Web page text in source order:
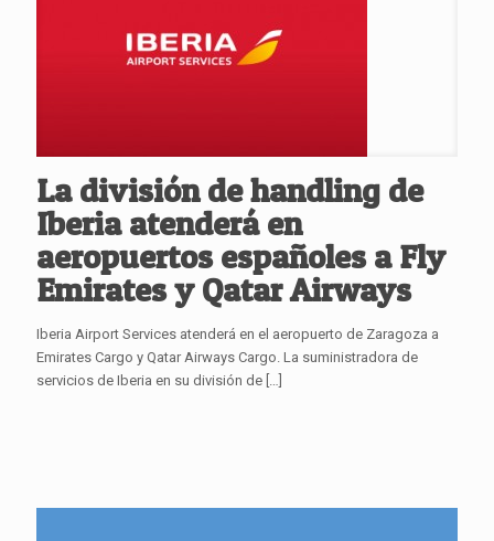
La división de handling de
Iberia atenderá en
aeropuertos españoles a Fly
Emirates y Qatar Airways
Iberia Airport Services atenderá en el aeropuerto de Zaragoza a
Emirates Cargo y Qatar Airways Cargo. La suministradora de
servicios de Iberia en su división de […]